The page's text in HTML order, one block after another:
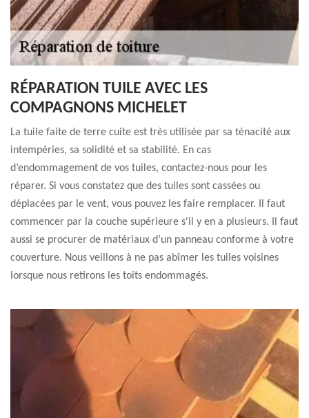
RÉPARATION TUILE AVEC LES
COMPAGNONS MICHELET
La tuile faite de terre cuite est très utilisée par sa ténacité aux
intempéries, sa solidité et sa stabilité. En cas
d’endommagement de vos tuiles, contactez-nous pour les
réparer. Si vous constatez que des tuiles sont cassées ou
déplacées par le vent, vous pouvez les faire remplacer. Il faut
commencer par la couche supérieure s'il y en a plusieurs. Il faut
aussi se procurer de matériaux d’un panneau conforme à votre
couverture. Nous veillons à ne pas abîmer les tuiles voisines
lorsque nous retirons les toits endommagés.